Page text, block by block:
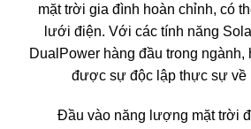
mặt trời gia đình hoàn chỉnh, có
lưới điện. Với các tính năng
DualPower hàng đầu trong ngành,
được sự độc lập thực sự về
Đầu vào năng lượng mặt trời